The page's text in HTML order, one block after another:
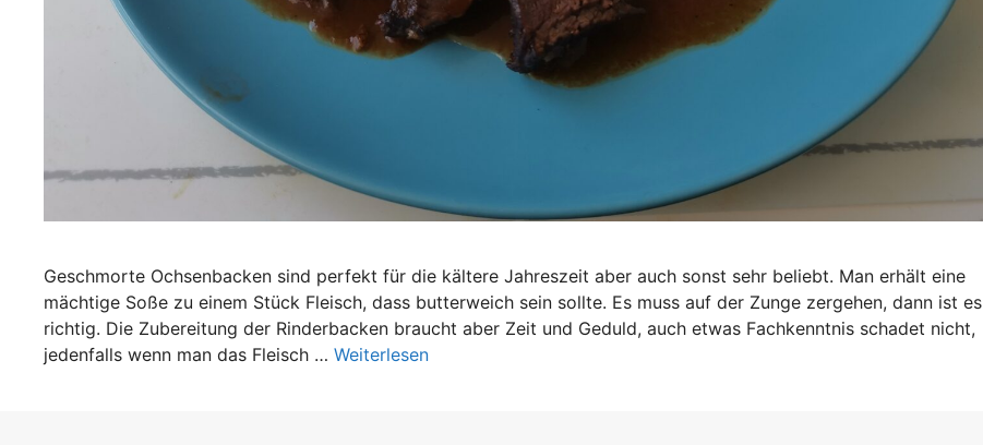
Geschmorte Ochsenbacken sind perfekt für die kältere Jahreszeit aber auch sonst sehr beliebt. Man erhält eine
mächtige Soße zu einem Stück Fleisch, dass butterweich sein sollte. Es muss auf der Zunge zergehen, dann ist es
richtig. Die Zubereitung der Rinderbacken braucht aber Zeit und Geduld, auch etwas Fachkenntnis schadet nicht,
jedenfalls wenn man das Fleisch … Weiterlesen